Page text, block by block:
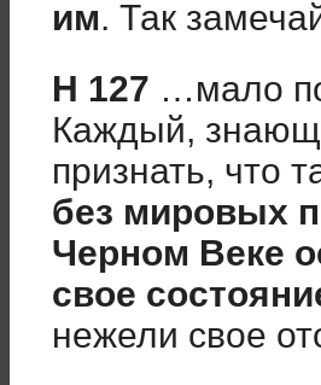
им. Так
Н 127 …мало
Каждый,
признать, что
без мировых
Черном Веке
свое
нежели свое